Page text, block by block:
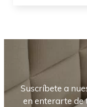
Suscríbete a
en enterarte de